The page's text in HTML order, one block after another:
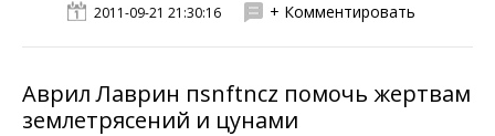
2011-09-21 21:30:16 + Комментировать
Аврил Лаврин пsnftncz помочь жертвам
землетрясений и цунами